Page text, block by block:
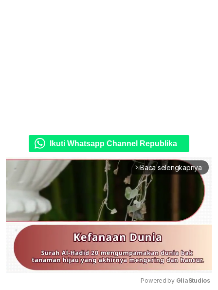
Ikuti Whatsapp Channel Republika
arrow_forward_ios Baca selengkapnya
Powered by GliaStudios